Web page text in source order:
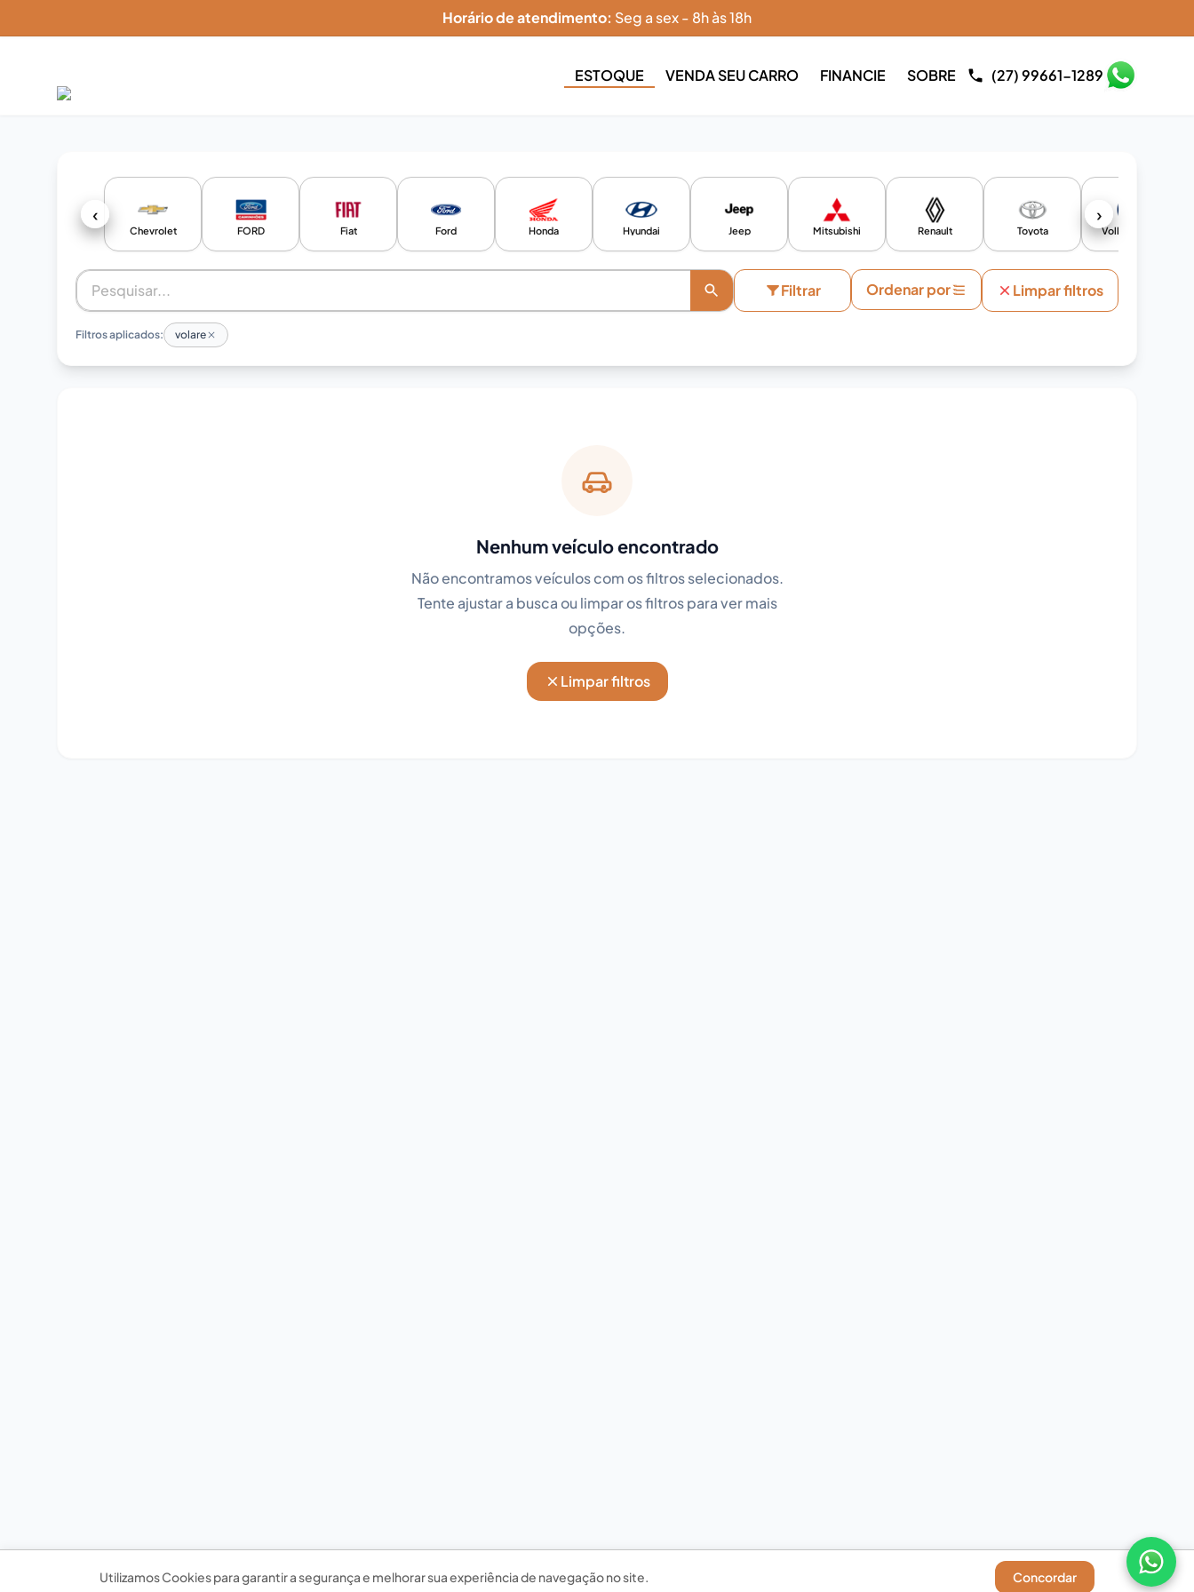
Horário de atendimento: Seg a sex - 8h às 18h
ESTOQUE VENDA SEU CARRO FINANCIE SOBRE (27) 99661-1289
‹ ›
Chevrolet FORD Fiat Ford Honda Hyundai Jeep Mitsubishi Renault Toyota Volkswagen
Filtrar Ordenar por Limpar filtros
Filtros aplicados: volare
Nenhum veículo encontrado
Não encontramos veículos com os filtros selecionados.
Tente ajustar a busca ou limpar os filtros para ver mais
opções.
Limpar filtros
Utilizamos Cookies para garantir a segurança e melhorar sua experiência de navegação no site. Concordar